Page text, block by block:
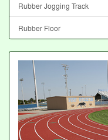
Rubber Jogging Track
Rubber Floor